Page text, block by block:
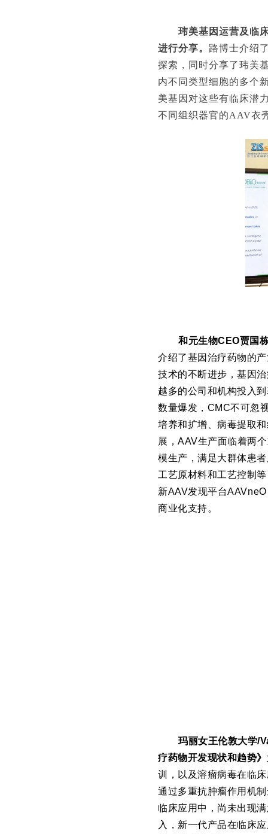
玮美基因运营及临
进行分享。 路博士介绍
探索，同时分享了玮美
内不同类型细胞的多个
美基因对这些有临床潜
不同组织器官的AAV衣
和元生物CEO贾国
介绍了基因治疗药物的
技术的不断进步，基因
越多的公司和机构投入
数量爆发，CMC不可忽
培养和扩增、病毒提取
展，AAV生产面临着两
模生产，满足大群体患
工艺原材料和工艺控制
新AAV发现平台
商业化支持。
玛丽女王伦敦大学/
疗药物开发现状和趋势
训，以及溶瘤病毒在临
通过多重抗肿瘤作用机
临床应用中，尚未出现
入，新一代产品在临床